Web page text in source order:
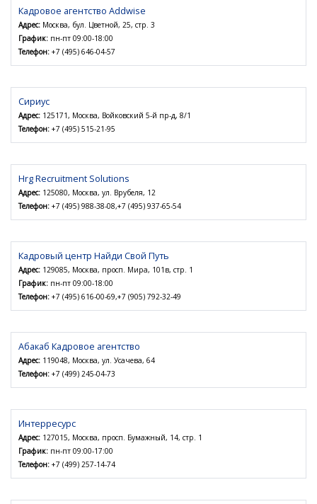
Кадровое агентство Addwise
Адрес: Москва, бул. Цветной, 25, стр. 3
График: пн-пт 09:00-18:00
Телефон: +7 (495) 646-04-57
Сириус
Адрес: 125171, Москва, Войковский 5-й пр-д, 8/1
Телефон: +7 (495) 515-21-95
Hrg Recruitment Solutions
Адрес: 125080, Москва, ул. Врубеля, 12
Телефон: +7 (495) 988-38-08,+7 (495) 937-65-54
Кадровый центр Найди Свой Путь
Адрес: 129085, Москва, просп. Мира, 101в, стр. 1
График: пн-пт 09:00-18:00
Телефон: +7 (495) 616-00-69,+7 (905) 792-32-49
Абакаб Кадровое агентство
Адрес: 119048, Москва, ул. Усачева, 64
Телефон: +7 (499) 245-04-73
Интерресурс
Адрес: 127015, Москва, просп. Бумажный, 14, стр. 1
График: пн-пт 09:00-17:00
Телефон: +7 (499) 257-14-74